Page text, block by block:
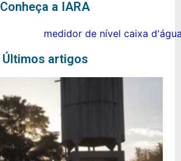
Conheça a IARA
Últimos artigos